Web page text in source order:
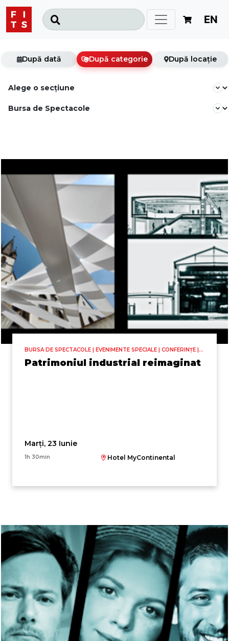
EN
După dată După categorie După locație
BURSA DE SPECTACOLE | EVENIMENTE SPECIALE | CONFERINȚE |
THERME FORUM
Patrimoniul industrial reimaginat
Marți, 23 Iunie
1h 30min Hotel MyContinental